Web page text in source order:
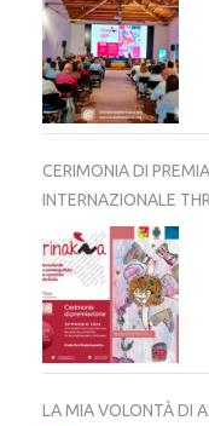
CERIMONIA DI
INTERNAZIONALE
LA MIA VOLONTÀ DI